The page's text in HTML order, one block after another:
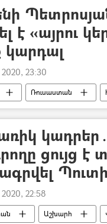
է «այրու
կարդալ
2020, 23:30
Ռուսաստան
Բրուխունովա
ցույց է
2020, 22:58
Աշխարհ